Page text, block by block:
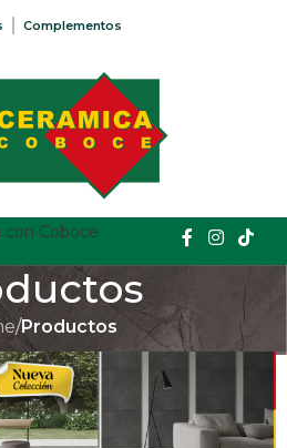
Complementos
con Coboce
/Productos